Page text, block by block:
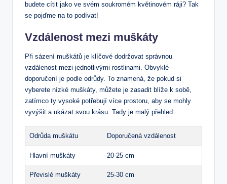
budete cítit jako ve svém soukromém květinovém ráji? Tak
se pojďme na to podívat!
Vzdálenost mezi muškáty
Při sázení muškátů je klíčové dodržovat správnou
vzdálenost mezi jednotlivými rostlinami. Obvyklé
doporučení je podle odrůdy. To znamená, že pokud si
vyberete nízké muškáty, můžete je zasadit blíže k sobě,
zatímco ty vysoké potřebují více prostoru, aby se mohly
vyvýšit a ukázat svou krásu. Tady je malý přehled:
Odrůda muškátu Doporučená vzdálenost
Hlavní muškáty 20-25 cm
Převislé muškáty 25-30 cm